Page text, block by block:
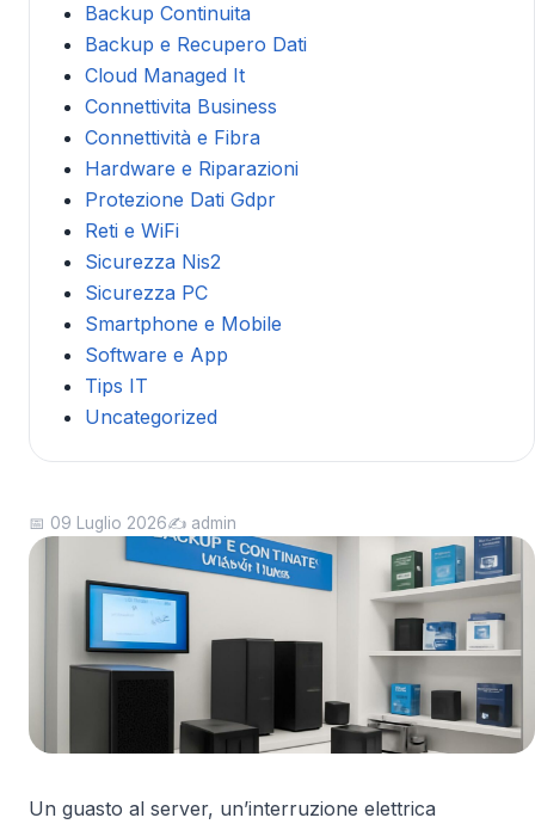
📅 09 Luglio 2026✍️ admin
Un guasto al server, un’interruzione elettrica
Backup Continuita
Backup e Recupero Dati
Cloud Managed It
Connettivita Business
Connettività e Fibra
Hardware e Riparazioni
Protezione Dati Gdpr
Reti e WiFi
Sicurezza Nis2
Sicurezza PC
Smartphone e Mobile
Software e App
Tips IT
Uncategorized